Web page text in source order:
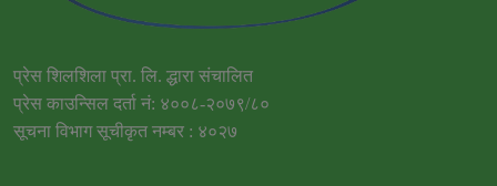
प्रेस शिलशिला प्रा. लि. द्धारा संचालित
प्रेस काउन्सिल दर्ता नं: ४००८-२०७९/८०
सूचना विभाग सूचीकृत नम्बर : ४०२७